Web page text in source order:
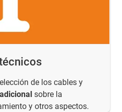
de los cables y
sobre la
y otros aspectos.